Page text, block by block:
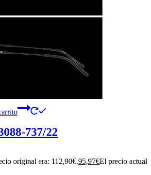
737/22
original era: 112,90€.95,97€El precio actual